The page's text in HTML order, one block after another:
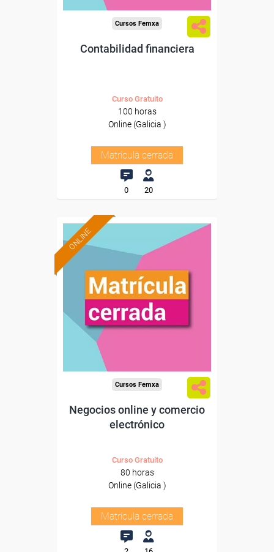
Cursos Femxa
Contabilidad financiera
Curso Gratuito
100 horas
Online (Galicia )
Matrícula cerrada
0 20
ONLINE
Cursos Femxa
Negocios online y comercio
electrónico
Curso Gratuito
80 horas
Online (Galicia )
Matrícula cerrada